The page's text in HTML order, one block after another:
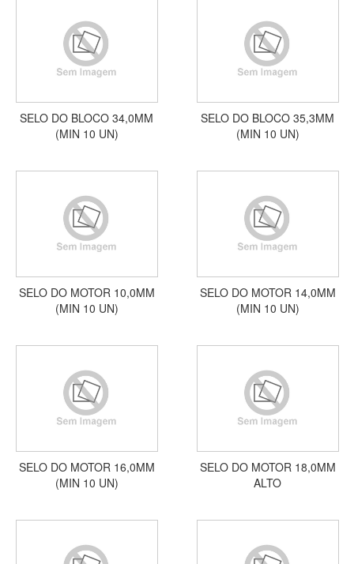
SELO DO BLOCO 34,0MM
(MIN 10 UN)
SELO DO BLOCO 35,3MM
(MIN 10 UN)
SELO DO MOTOR 10,0MM
(MIN 10 UN)
SELO DO MOTOR 14,0MM
(MIN 10 UN)
SELO DO MOTOR 16,0MM
(MIN 10 UN)
SELO DO MOTOR 18,0MM
ALTO